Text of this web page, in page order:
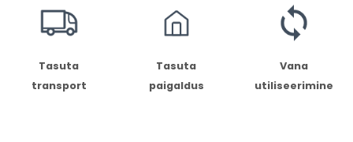
Tasuta
transport
Tasuta
paigaldus
Vana
utiliseerimine